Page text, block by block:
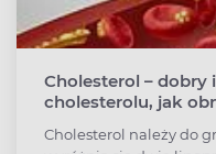
Cholesterol – dobry
cholesterolu, jak
Cholesterol należy do